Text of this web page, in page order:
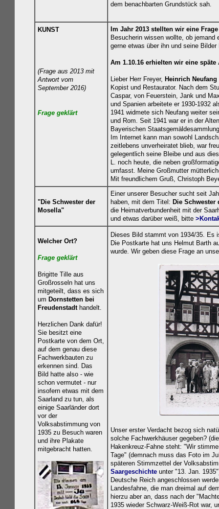
dem benachbarten Grundstück sah.
KUNST
(Frage aus 2013 mit
Antwort vom
September 2016)
Frage geklärt
Im Jahr 2013 stellten wir eine
Besucherin wissen wollte, ob
gerne etwas über ihn und seine
Am 1.10.16 erhielten wir eine späte
Lieber Herr Freyer, Heinrich Neufang
Kopist und Restaurator. Nach dem
Caspar, von Feuerstein, Jank und
und Spanien arbeitete er 1930-1932
1941 widmete sich Neufang weiter
und Rom. Seit 1941 war er in der
Bayerischen
Im Internet kann man sowohl
zeitlebens unverheiratet blieb, war
gelegentlich seine Bleibe und aus
L. noch heute, die neben
umfasst. Meine Großmutter
Mit freundlichem Gruß, Christoph
"Die Schwester der
Mosella"
Einer unserer Besucher sucht seit
haben, mit dem Titel: Die
die Heimatverbundenheit mit der
und etwas darüber weiß, bitte
Welcher Ort?
Frage geklärt
Brigitte Tille aus
Großrosseln hat uns
mitgeteilt, dass es sich
um Dornstetten bei
Freudenstadthandelt.
Herzlichen Dank dafür!
Sie besitzt eine
Postkarte von dem Ort,
auf dem genau diese
Fachwerkbauten zu
erkennen sind. Das
Bild hatte also - wie
schon vermutet - nur
insofern etwas mit dem
Saarland zu tun, als
einige Saarländer dort
vor der
Volksabstimmung von
1935 zu Besuch waren
und ihre Plakate
mitgebracht hatten.
Dieses Bild stammt von 1934/35. Es
Die Postkarte hat uns Helmut Barth
wurde. Wir geben diese Frage an
Unser erster Verdacht bezog sich
solche Fachwerkhäuser gegeben?
Hakenkreuz-Fahne steht: "Wir
Tage" (demnach muss das Foto im
späteren Stimmzettel der
Saargeschichte unter "13. Jan.
Deutsche Reich angeschlossen
Landesfahne, die man dreimal auf
hierzu aber an, dass nach der
1935 wieder Schwarz-Weiß-Rot war,